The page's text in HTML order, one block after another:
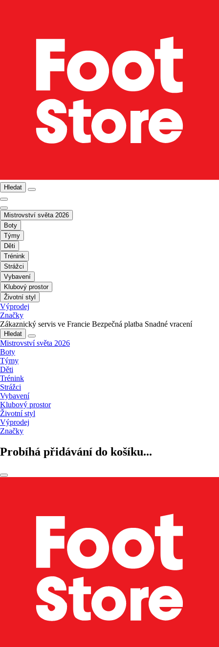
Hledat
Mistrovství světa 2026
Boty
Týmy
Děti
Trénink
Strážci
Vybavení
Klubový prostor
Životní styl
Výprodej
Značky
Zákaznický servis ve Francie Bezpečná platba Snadné vracení
Hledat
Mistrovství světa 2026
Boty
Týmy
Děti
Trénink
Strážci
Vybavení
Klubový prostor
Životní styl
Výprodej
Značky
Probíhá přidávání do košíku...